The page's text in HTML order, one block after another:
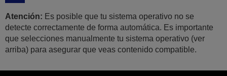
Atención: Es posible que tu sistema operativo no se
detecte correctamente de forma automática. Es importante
que selecciones manualmente tu sistema operativo (ver
arriba) para asegurar que veas contenido compatible.